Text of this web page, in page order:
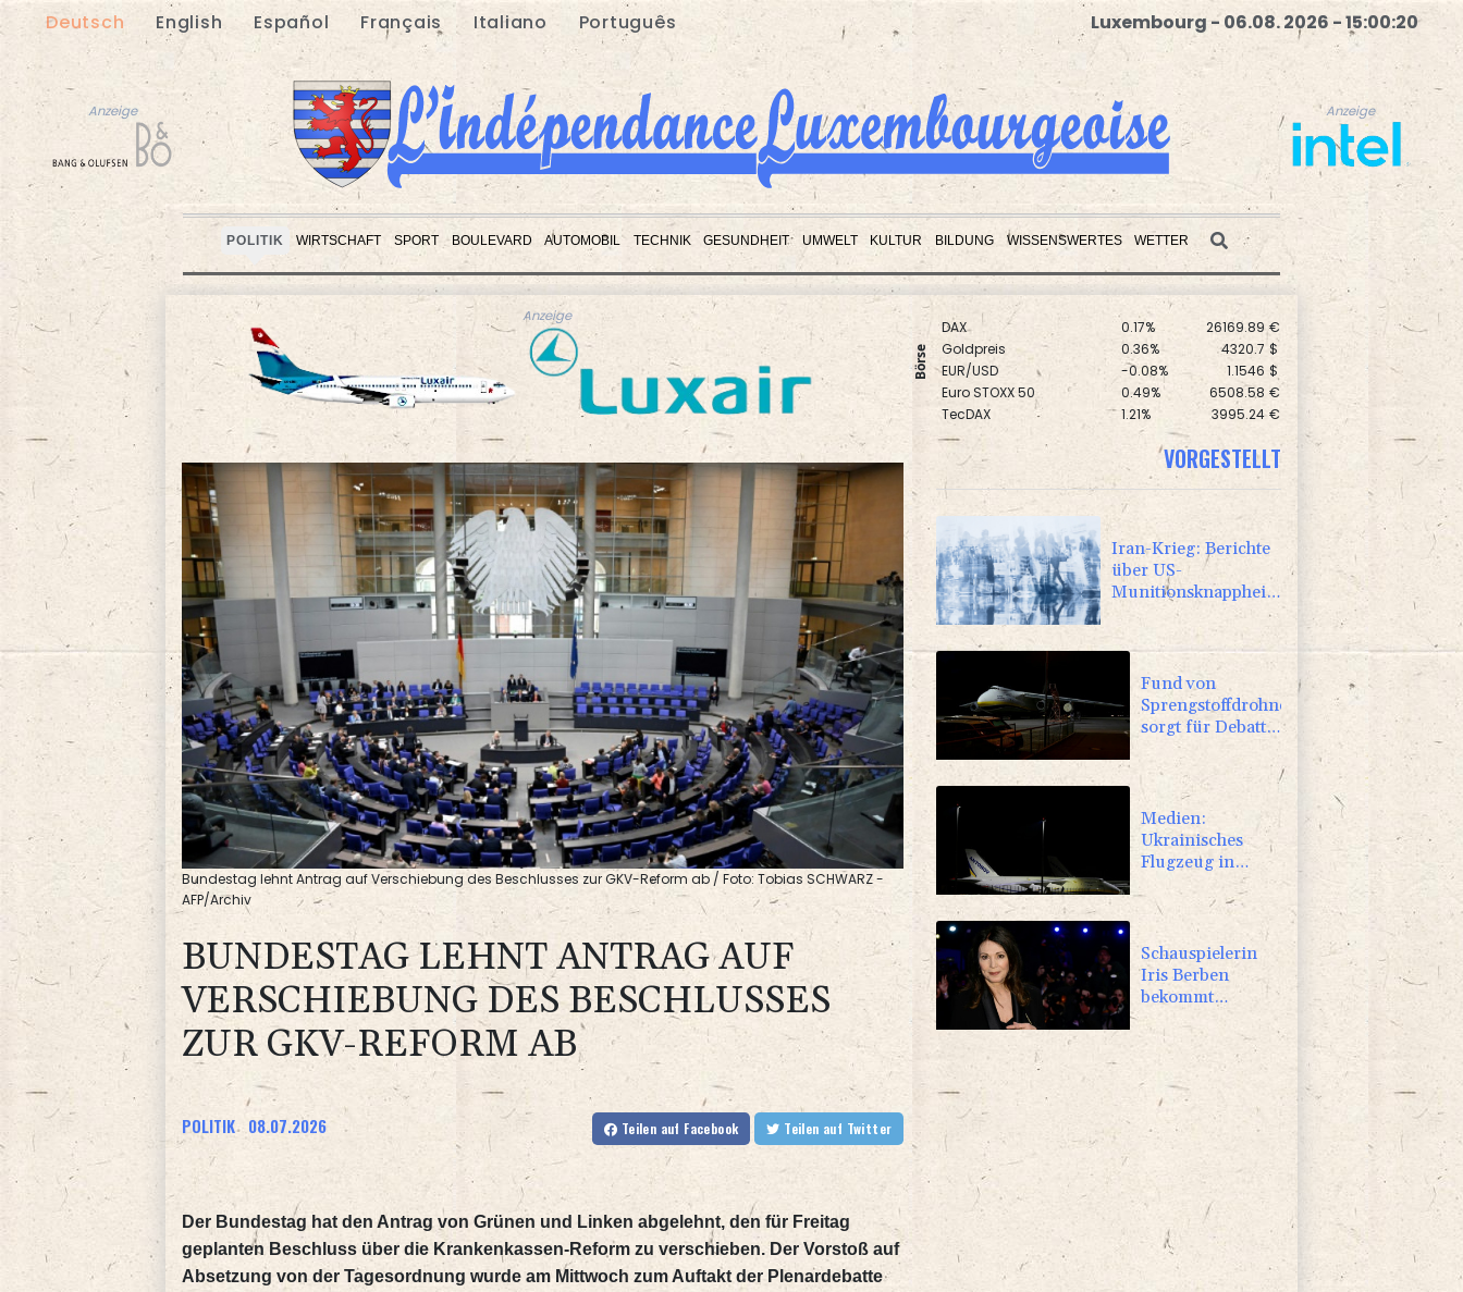
Deutsch English Español Français Italiano Português Luxembourg - 06.08. 2026 - 15:00:21
Anzeige Anzeige
POLITIK WIRTSCHAFT SPORT BOULEVARD AUTOMOBIL TECHNIK GESUNDHEIT UMWELT KULTUR BILDUNG WISSENSWERTES WETTER
Anzeige
Anzeige
Börse
26169.89
€
Goldpreis
0.36% 4320.7 $
EUR/USD
-0.08% 1.1546 $
Euro STOXX 50
0.49% 6508.58 €
TecDAX
1.21% 3995.24 €
MDAX
0.1% 32459.11 €
SDAX
0.2%
Bundestag lehnt Antrag auf Verschiebung des Beschlusses zur GKV-Reform ab / Foto: Tobias SCHWARZ -
AFP/Archiv
BUNDESTAG LEHNT ANTRAG AUF
VERSCHIEBUNG DES BESCHLUSSES
ZUR GKV-REFORM AB
POLITIK 08.07.2026 Teilen auf Facebook Teilen auf Twitter
Der Bundestag hat den Antrag von Grünen und Linken abgelehnt, den für Freitag
geplanten Beschluss über die Krankenkassen-Reform zu verschieben. Der Vorstoß auf
Absetzung von der Tagesordnung wurde am Mittwoch zum Auftakt der Plenardebatte
VORGESTELLT
Iran-Krieg: Berichte
über US-
Munitionsknappheit
- Pakistan will neue
Fund von
Sprengstoffdrohne
sorgt für Debatte
über
Luftsicherheit
Medien:
Ukrainisches
Flugzeug in
Leipzig neben
Drohne war mit
Munition
beladen
Schauspielerin
Iris Berben
bekommt
Kulturpolitikpreis